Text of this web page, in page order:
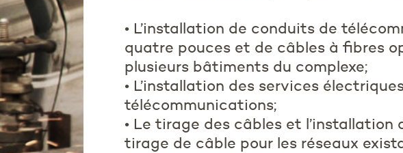
• L’installation de conduits de
quatre pouces et de câbles à fibres
plusieurs bâtiments du complexe;
• L’installation des services
télécommunications;
• Le tirage des câbles et l’installation
tirage de câble pour les réseaux